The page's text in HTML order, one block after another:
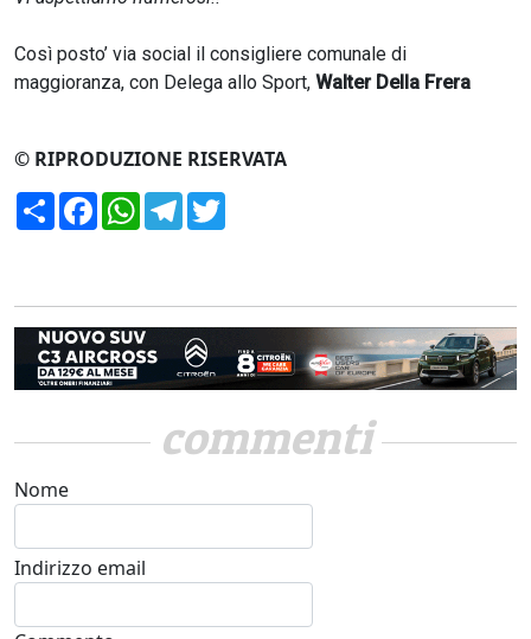
Così posto’ via social il consigliere comunale di
maggioranza, con Delega allo Sport, Walter Della Frera
© RIPRODUZIONE RISERVATA
CondividiFacebookWhatsApp
Telegram
commenti
Nome
Indirizzo email